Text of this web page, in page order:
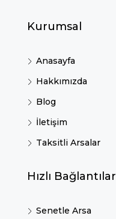
Kurumsal
Anasayfa
Hakkımızda
Blog
İletişim
Taksitli Arsalar
Hızlı Bağlantılar
Senetle Arsa